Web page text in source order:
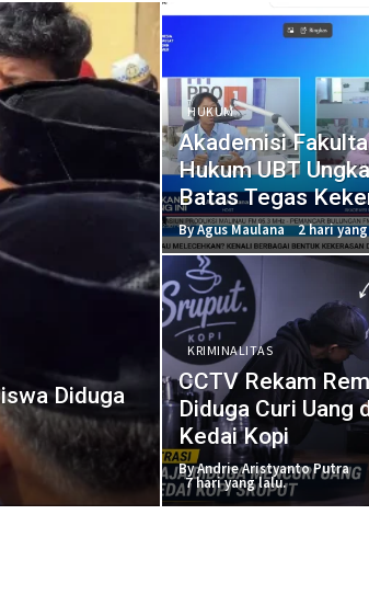
Diduga
HUKUM
Akademisi
Hukum UBT
Batas Tegas
Seksual dalam UU
By Agus Maulana 2 hari
KRIMINALITAS
CCTV Rekam
Diduga Curi Uang
Kedai Kopi
By Andrie Aristyanto Putra
7 hari yang lalu.